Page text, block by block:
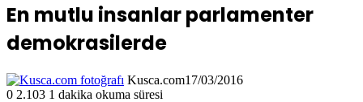
En mutlu insanlar parlamenter
demokrasilerde
Kusca.com17/03/2016
0 2.103 1 dakika okuma süresi